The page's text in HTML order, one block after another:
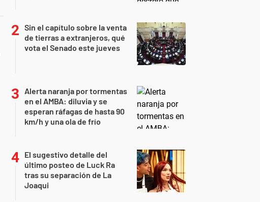
Sin el capítulo sobre la venta
de tierras a extranjeros, qué
vota el Senado este jueves
Alerta naranja por tormentas
en el AMBA: diluvia y se
esperan ráfagas de hasta 90
km/h y una ola de frío
El sugestivo detalle del
último posteo de Luck Ra
tras su separación de La
Joaqui